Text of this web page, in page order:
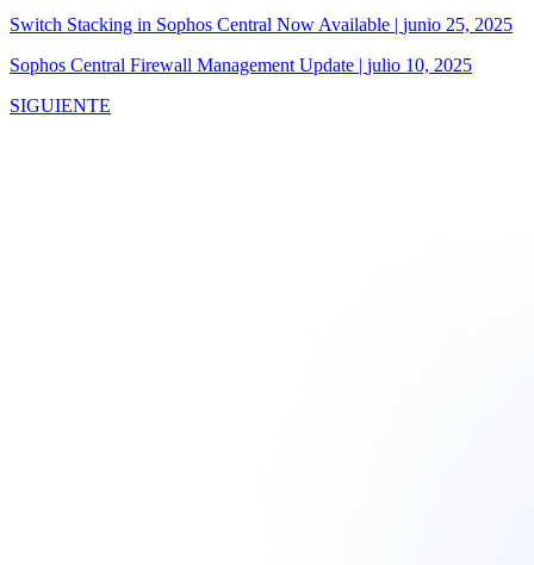
Switch Stacking in Sophos Central Now Available | junio 25, 2025
Sophos Central Firewall Management Update | julio 10, 2025
SIGUIENTE